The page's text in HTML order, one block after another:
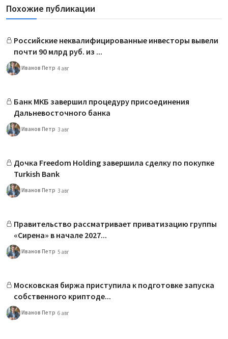
Похожие публикации
Российские неквалифицированные инвесторы вывели
почти 90 млрд руб. из ...
Иванов Петр 4 авг
Банк МКБ завершил процедуру присоединения
Дальневосточного банка
Иванов Петр 3 авг
Дочка Freedom Holding завершила сделку по покупке
Turkish Bank
Иванов Петр 3 авг
Правительство рассматривает приватизацию группы
«Сирена» в начале 2027...
Иванов Петр 5 авг
Московская биржа приступила к подготовке запуска
собственного криптоде...
Иванов Петр 6 авг